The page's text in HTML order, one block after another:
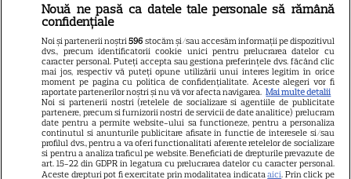
3
DISNEY PLUS
Care-i buna și care-i reaua?
Emmy Rossum revine
spectaculos pe Disney+ în
thrillerul psihologic „Furie și
seducție”
ȘTIRI
Nouă ne pasă ca datele tale personale să rămână
confidențiale
Noi și partenerii noștri596 stocăm și/sau accesăm informații pe dispozitivul
dvs., precum identificatorii cookie unici pentru prelucrarea datelor cu
caracter personal. Puteți accepta sau gestiona preferințele dvs. făcând clic
mai jos, respectiv vă puteți opune utilizării unui interes legitim în orice
moment pe pagina cu politica de confidențialitate. Aceste alegeri vor fi
raportate partenerilor noștri și nu vă vor afecta navigarea. Mai multe detalii
Noi si partenerii nostri (retelele de socializare si agentiile de publicitate
partenere, precum si furnizorii nostri de servicii de date analitice) prelucram
date pentru a permite website-ului sa functioneze, pentru a personaliza
continutul si anunturile publicitare afisate in functie de interesele si/sau
profilul dvs., pentru a va oferi functionalitati aferente retelelor de socializare
si pentru a analiza traficul pe website. Beneficiati de drepturile prevazute de
art. 15-22 din GDPR in legatura cu prelucrarea datelor cu caracter personal.
Aceste drepturi pot fi exercitate prin modalitatea indicataaici. Prin click pe